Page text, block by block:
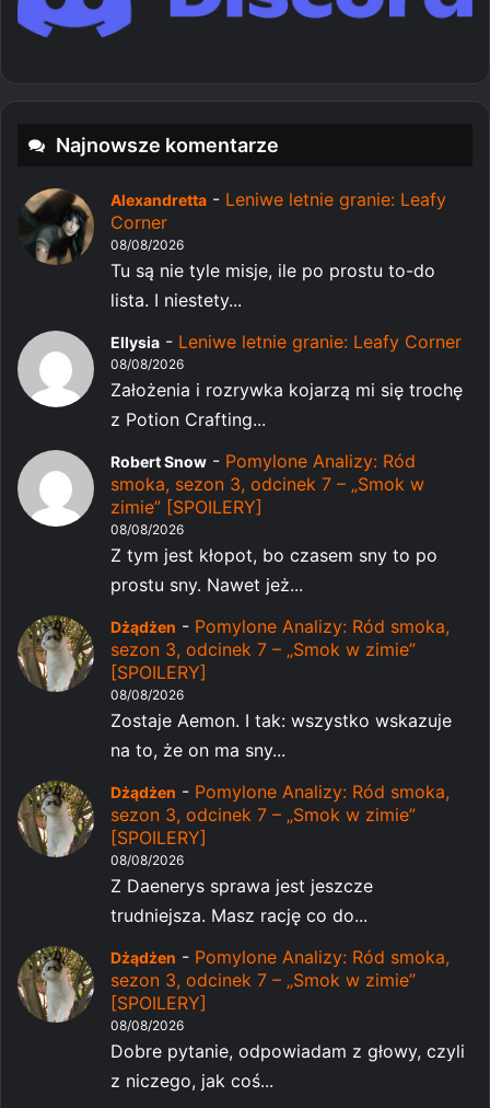
Najnowsze komentarze
Alexandretta - Leniwe letnie granie: Leafy
Corner
08/08/2026
Tu są nie tyle misje, ile po prostu to-do
lista. I niestety...
Ellysia - Leniwe letnie granie: Leafy Corner
08/08/2026
Założenia i rozrywka kojarzą mi się trochę
z Potion Crafting...
Robert Snow - Pomylone Analizy: Ród
smoka, sezon 3, odcinek 7 – „Smok w
zimie” [SPOILERY]
08/08/2026
Z tym jest kłopot, bo czasem sny to po
prostu sny. Nawet jeż...
Dżądżen - Pomylone Analizy: Ród smoka,
sezon 3, odcinek 7 – „Smok w zimie”
[SPOILERY]
08/08/2026
Zostaje Aemon. I tak: wszystko wskazuje
na to, że on ma sny...
Dżądżen - Pomylone Analizy: Ród smoka,
sezon 3, odcinek 7 – „Smok w zimie”
[SPOILERY]
08/08/2026
Z Daenerys sprawa jest jeszcze
trudniejsza. Masz rację co do...
Dżądżen - Pomylone Analizy: Ród smoka,
sezon 3, odcinek 7 – „Smok w zimie”
[SPOILERY]
08/08/2026
Dobre pytanie, odpowiadam z głowy, czyli
z niczego, jak coś...